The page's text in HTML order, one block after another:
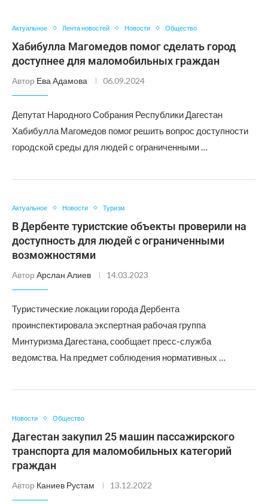
Актуальное Лента новостей Новости Общество
Хабибулла Магомедов помог сделать город
доступнее для маломобильных граждан
Автор Ева Адамова 06.09.2024
Депутат Народного Собрания Республики Дагестан
Хабибулла Магомедов помог решить вопрос доступности
городской среды для людей с ограниченными …
Актуальное Новости Туризм
В Дербенте туристские объекты проверили на
доступность для людей с ограниченными
возможностями
Автор Арслан Алиев 14.03.2023
Туристические локации города Дербента
проинспектировала экспертная рабочая группа
Минтуризма Дагестана, сообщает пресс-служба
ведомства. На предмет соблюдения нормативных …
Новости Общество
Дагестан закупил 25 машин пассажирского
транспорта для маломобильных категорий
граждан
Автор Каниев Рустам 13.12.2022